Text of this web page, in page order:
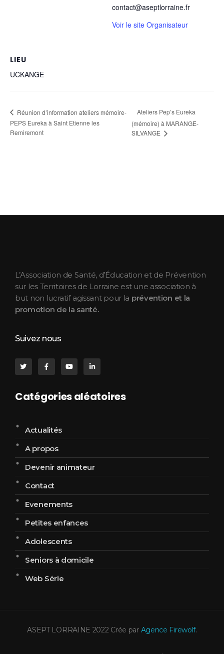
contact@aseptlorraine.fr
Voir le site Organisateur
LIEU
UCKANGE
Réunion d’information ateliers mémoire-
PEPS Eureka à Saint Etienne les
Remiremont
Ateliers Pep’s Eureka
(mémoire) à MARANGE-
SILVANGE
L’Association de Santé, d’Éducation et de Prévention
sur les Territoires de Lorraine est une association à
but non lucratif agissant pour la prévention et la
promotion de la santé.
Suivez nous
Catégories aléatoires
Actualités
A propos
Devenir animateur
Contact
Evenements
Petites enfances
Adolescents
Seniors à domicile
Web Série
ASEPT LORRAINE 2022 Crée par Agence Firewolf.